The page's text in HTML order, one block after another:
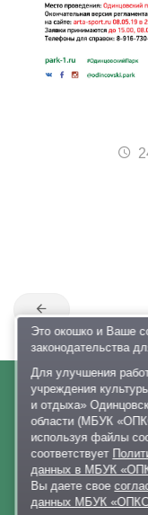
Это окошко и Ваше
законодательства
Для улучшения
учреждения
и отдыха»
области (МБУК
используя файлы
соответствует
данных в МБУК
Вы даете свое
данных МБУК